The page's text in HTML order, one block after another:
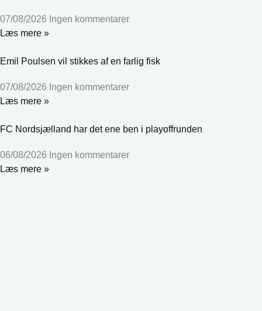
07/08/2026 Ingen kommentarer
Læs mere »
Emil Poulsen vil stikkes af en farlig fisk
07/08/2026 Ingen kommentarer
Læs mere »
FC Nordsjælland har det ene ben i playoffrunden
06/08/2026 Ingen kommentarer
Læs mere »